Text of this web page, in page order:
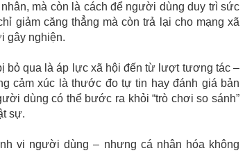
mà còn là cách để người dùng duy trì sức
giảm căng thẳng mà còn trả lại cho mạng xã
gây nghiện.
bỏ qua là áp lực xã hội đến từ lượt tương tác –
cảm xúc là thước đo tự tin hay đánh giá bản
dùng có thể bước ra khỏi “trò chơi so sánh”
sự.
vi người dùng – nhưng cá nhân hóa không